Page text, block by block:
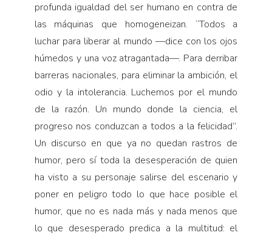
profunda igualdad del ser humano en contra de
las máquinas que homogeneizan. “Todos a
luchar para liberar al mundo —dice con los ojos
húmedos y una voz atragantada—. Para derribar
barreras nacionales, para eliminar la ambición, el
odio y la intolerancia. Luchemos por el mundo
de la razón. Un mundo donde la ciencia, el
progreso nos conduzcan a todos a la felicidad”.
Un discurso en que ya no quedan rastros de
humor, pero sí toda la desesperación de quien
ha visto a su personaje salirse del escenario y
poner en peligro todo lo que hace posible el
humor, que no es nada más y nada menos que
lo que desesperado predica a la multitud: el